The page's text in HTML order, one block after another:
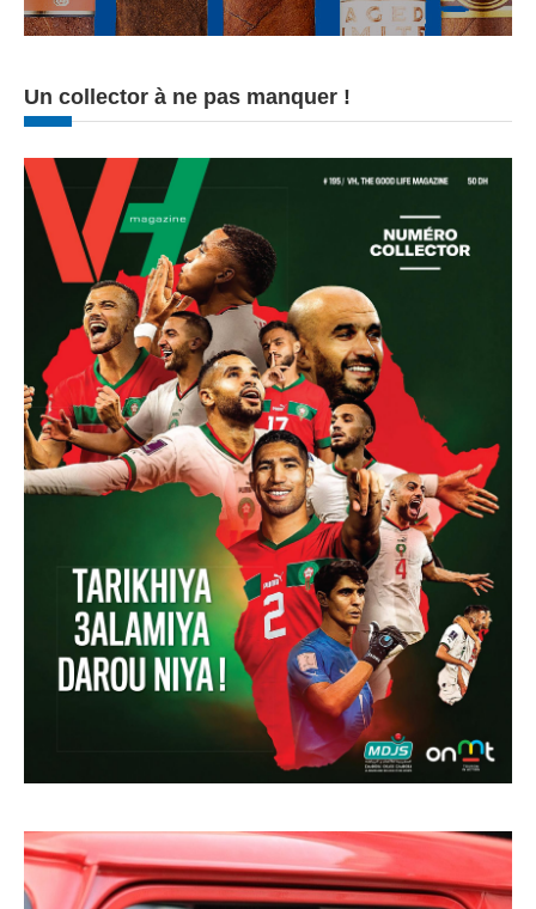
Un collector à ne pas manquer !